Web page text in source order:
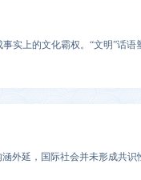
实上的文化霸权。“文明”话语
外延，国际社会并未形成共识